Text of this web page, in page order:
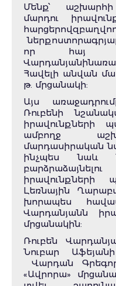
Մենք՝
մարդու
որ հայ
Հավելի անվան
թ. մրցանակի:
Այս
Ռուբենի
իրավունքների
ամբողջ
մարդասիրական
ինչպես նաև
իրավունքների
Լեռնային
խորապես
Վարդանյանն
մրցանակին:
Ռուբեն
Նուբար
Վարդան
«Ավրորա»